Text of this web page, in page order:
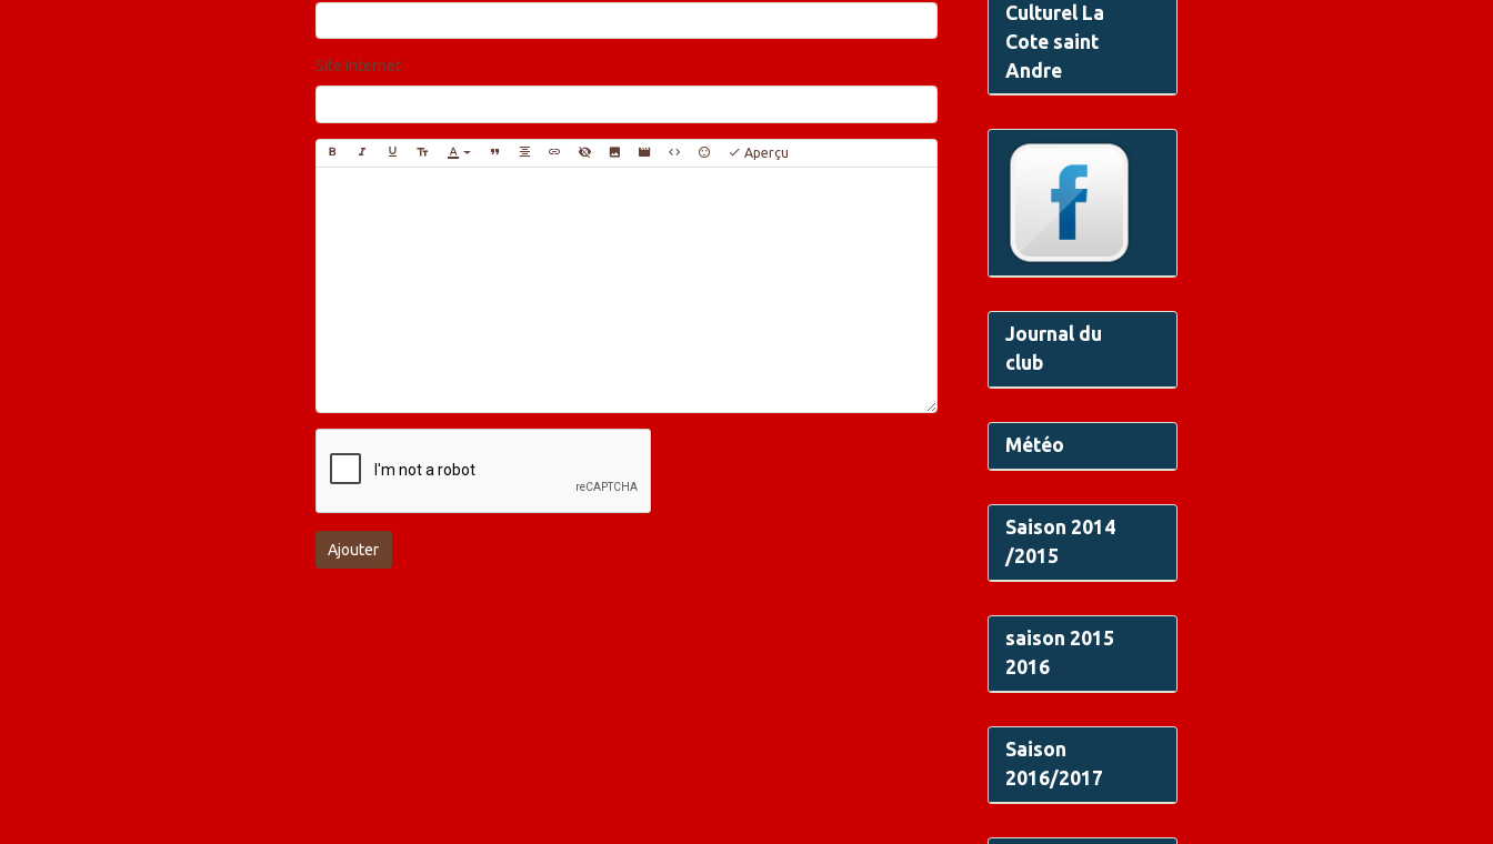
Site Internet
Aperçu
Ajouter
Culturel La
Cote saint
Andre
Journal du
club
Météo
Saison 2014
/2015
saison 2015
2016
Saison
2016/2017